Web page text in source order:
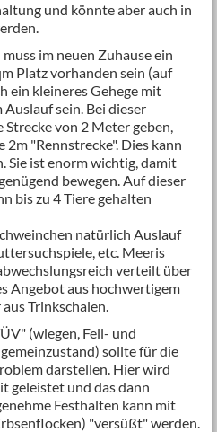
und könnte aber auch in
im neuen Zuhause ein
Platz vorhanden sein (auf
ein kleineres Gehege mit
Auslauf sein. Bei dieser
von 2 Meter geben,
"Rennstrecke". Dies kann
Sie ist enorm wichtig, damit
bewegen. Auf dieser
bis zu 4 Tiere gehalten
natürlich Auslauf
etc. Meeris
verteilt über
Angebot aus hochwertigem
Trinkschalen.
(wiegen, Fell- und
sollte für die
darstellen. Hier wird
geleistet und das dann
Festhalten kann mit
"versüßt" werden.